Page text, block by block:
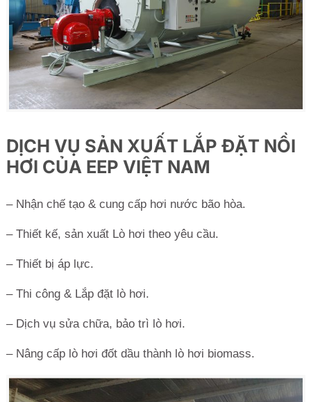
DỊCH VỤ SẢN XUẤT LẮP ĐẶT NỒI
HƠI CỦA EEP VIỆT NAM
– Nhận chế tạo & cung cấp hơi nước bão hòa.
– Thiết kế, sản xuất Lò hơi theo yêu cầu.
– Thiết bị áp lực.
– Thi công & Lắp đặt lò hơi.
– Dịch vụ sửa chữa, bảo trì lò hơi.
– Nâng cấp lò hơi đốt dầu thành lò hơi biomass.